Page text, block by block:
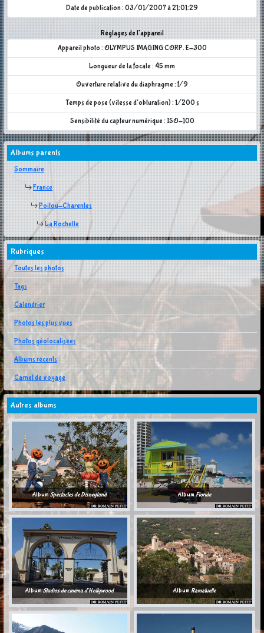
Date de publication : 03/01/2007 à 21:01:29
Réglages de l'appareil
Appareil photo : OLYMPUS IMAGING CORP. E-300
Longueur de la focale : 45 mm
Ouverture relative du diaphragme : f/9
Temps de pose (vitesse d'obturation) : 1/200 s
Sensibilité du capteur numérique : ISO-100
Albums parents
Sommaire
France
Poitou-Charentes
La Rochelle
Rubriques
Toutes les photos
Tags
Calendrier
Photos les plus vues
Photos géolocalisées
Albums récents
Carnet de voyage
Autres albums
AlbumSpectacles de Disneyland AlbumFloride
AlbumStudios de cinéma d'Hollywood Album Ramatuelle